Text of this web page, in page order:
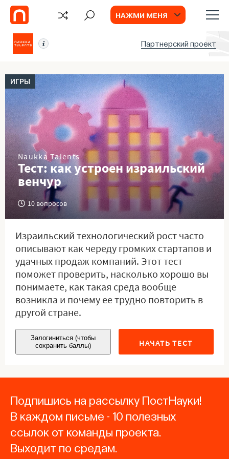
НАЖМИ МЕНЯ
Партнерский проект
ИГРЫ
Naukka Talents
Тест: как устроен израильский
венчур
10 вопросов
Израильский технологический рост часто
описывают как череду громких стартапов и
удачных продаж компаний. Этот тест
поможет проверить, насколько хорошо вы
понимаете, как такая среда вообще
возникла и почему ее трудно повторить в
другой стране.
Залогиниться (чтобы
сохранить баллы)
НАЧАТЬ ТЕСТ
Подпишись на рассылку ПостНауки!
В каждом письме - 10 полезных
ссылок от команды проекта.
Выходит по средам.